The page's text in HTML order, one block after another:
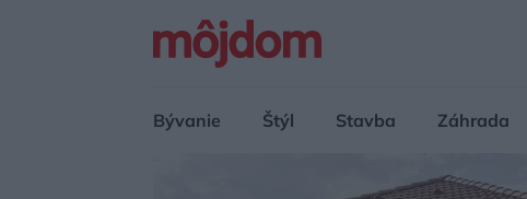
Bývanie Štýl Stavba Záhrada